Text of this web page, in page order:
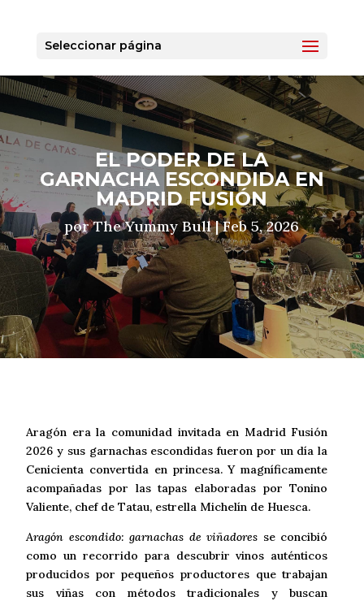
Seleccionar página
EL PODER DE LA
GARNACHA ESCONDIDA EN
MADRID FUSIÓN
porThe Yummy Bull|Feb 5, 2026
Aragón era la comunidad invitada en Madrid Fusión
2026 y sus garnachas escondidas fueron por un día la
Cenicienta convertida en princesa. Y magníficamente
acompañadas por las tapas elaboradas por Tonino
Valiente, chef de Tatau, estrella Michelín de Huesca.
Aragón escondido: garnachas de viñadores se concibió
como un recorrido para descubrir vinos auténticos
producidos por pequeños productores que trabajan
sus viñas con métodos tradicionales y buscan